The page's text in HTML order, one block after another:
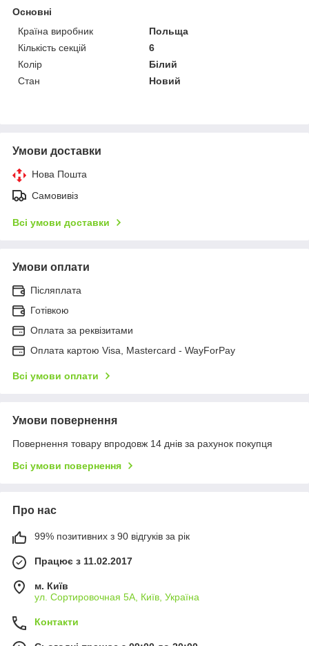
Основні
Країна виробник
Польща
Кількість секцій
6
Колір
Білий
Стан
Новий
Умови доставки
Нова Пошта
Самовивіз
Всі умови доставки
Умови оплати
Післяплата
Готівкою
Оплата за реквізитами
Оплата картою Visa, Mastercard - WayForPay
Всі умови оплати
Умови повернення
Повернення товару впродовж 14 днів за рахунок покупця
Всі умови повернення
Про нас
99% позитивних з 90 відгуків за рік
Працює з 11.02.2017
м. Київ
ул. Сортировочная 5А, Київ, Україна
Контакти